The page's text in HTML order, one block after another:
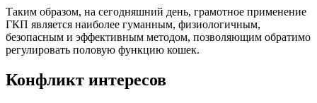
Таким образом, на сегодняшний день, грамотное применение
ГКП является наиболее гуманным, физиологичным,
безопасным и эффективным методом, позволяющим обратимо
регулировать половую функцию кошек.
Конфликт интересов